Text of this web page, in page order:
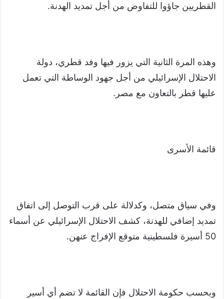
القطريين جاؤوا للتفاوض من أجل تمديد الهدنة.
وهذه المرة الثانية التي يزور فيها وفد قطري، دولة
الاحتلال الإسرائيلي من أجل جهود الوساطة التي تعمل
عليها قطر بالتعاون مع مصر.
قائمة الأسرى
وفي سياق متصل، وكدلالة على قرب التوصل إلى اتفاق
تمديد إضافي للهدنة، كشف الاحتلال الإسرائيلي عن أسماء
50 أسيرة فلسطينية متوقع الإفراج عنهن.
وبحسب حكومة الاحتلال فإن القائمة لا تضم أي أسير